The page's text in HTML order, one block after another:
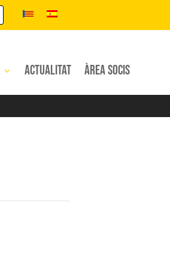
Actualitat Àrea Socis